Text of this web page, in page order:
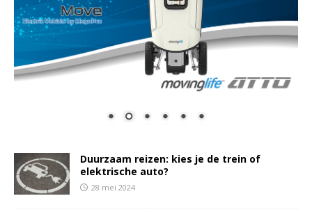
Duurzaam reizen: kies je de trein of
elektrische auto?
28 mei 2024